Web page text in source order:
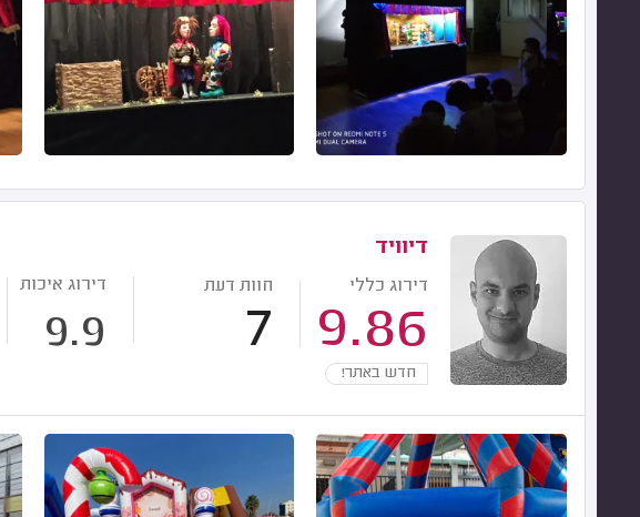
דיוויד
דירוג כללי
9.86
חוות דעת
7
דירוג איכות
9.9
חדש באתר!